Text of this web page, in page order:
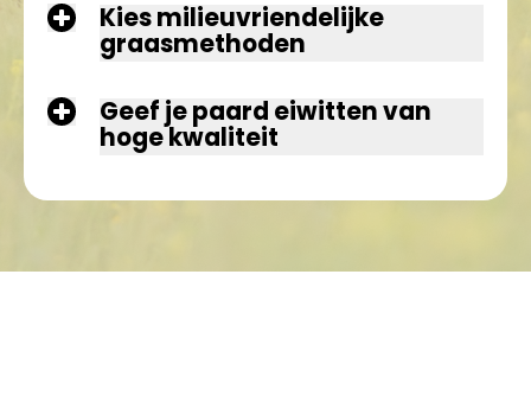
Kies milieuvriendelijke
graasmethoden
Geef je paard eiwitten van
hoge kwaliteit